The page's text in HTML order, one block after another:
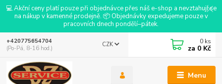
💻 Akční ceny platí pouze při objednávce přes náš e-shop a nevztahují se
na nákup v kamenné prodejně. 📦 Objednávky expedujeme pouze v
pracovních dnech pondělí–pátek.
Menu
CZK
+420775654704
(Po-Pá, 8-16 hod.)
0 ks
za 0 Kč